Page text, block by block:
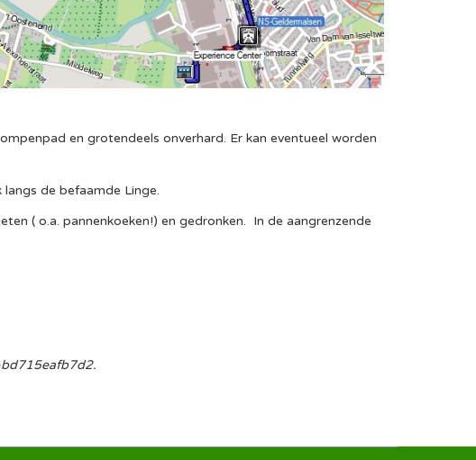
en grotendeels onverhard. Er kan eventueel worden
de befaamde Linge.
( o.a. pannenkoeken!) en gedronken. In de aangrenzende